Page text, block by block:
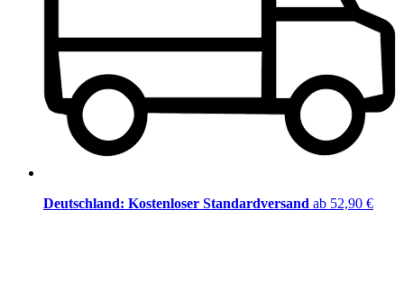
Deutschland: Kostenloser Standardversand ab 52,90 €